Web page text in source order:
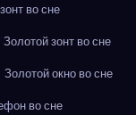
во сне
Золотой зонт во сне
Золотой окно во сне
во сне